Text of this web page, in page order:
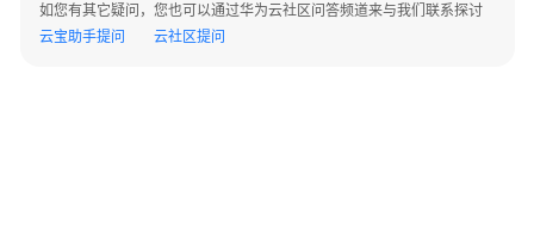
使
如您有其它疑问，您也可以通过华为云社区问答频道来与我们联系探讨
云宝助手提问
云社区提问